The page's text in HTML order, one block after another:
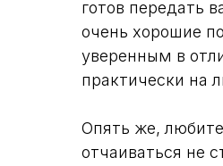
готов передать
очень хорошие
уверенным в
практически на
Опять же,
отчаиваться не